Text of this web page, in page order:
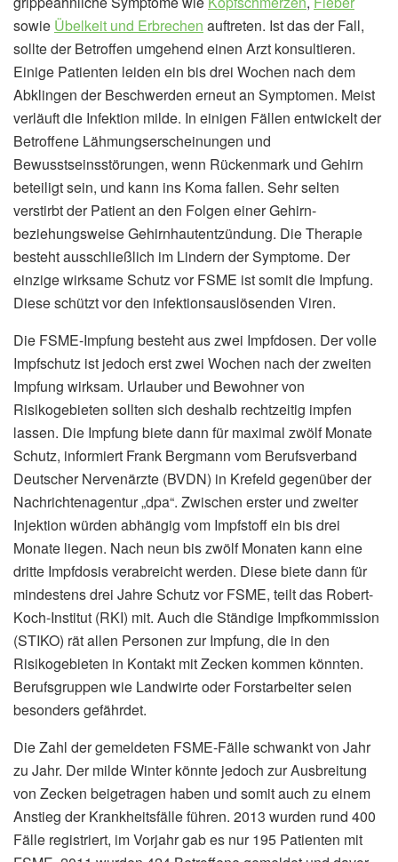
sowie Übelkeit und Erbrechen auftreten. Ist das der Fall,
sollte der Betroffen umgehend einen Arzt konsultieren.
Einige Patienten leiden ein bis drei Wochen nach dem
Abklingen der Beschwerden erneut an Symptomen. Meist
verläuft die Infektion milde. In einigen Fällen entwickelt der
Betroffene Lähmungserscheinungen und
Bewusstseinsstörungen, wenn Rückenmark und Gehirn
beteiligt sein, und kann ins Koma fallen. Sehr selten
verstirbt der Patient an den Folgen einer Gehirn-
beziehungsweise Gehirnhautentzündung. Die Therapie
besteht ausschließlich im Lindern der Symptome. Der
einzige wirksame Schutz vor FSME ist somit die Impfung.
Diese schützt vor den infektionsauslösenden Viren.
Die FSME-Impfung besteht aus zwei Impfdosen. Der volle
Impfschutz ist jedoch erst zwei Wochen nach der zweiten
Impfung wirksam. Urlauber und Bewohner von
Risikogebieten sollten sich deshalb rechtzeitig impfen
lassen. Die Impfung biete dann für maximal zwölf Monate
Schutz, informiert Frank Bergmann vom Berufsverband
Deutscher Nervenärzte (BVDN) in Krefeld gegenüber der
Nachrichtenagentur „dpa“. Zwischen erster und zweiter
Injektion würden abhängig vom Impfstoff ein bis drei
Monate liegen. Nach neun bis zwölf Monaten kann eine
dritte Impfdosis verabreicht werden. Diese biete dann für
mindestens drei Jahre Schutz vor FSME, teilt das Robert-
Koch-Institut (RKI) mit. Auch die Ständige Impfkommission
(STIKO) rät allen Personen zur Impfung, die in den
Risikogebieten in Kontakt mit Zecken kommen könnten.
Berufsgruppen wie Landwirte oder Forstarbeiter seien
besonders gefährdet.
Die Zahl der gemeldeten FSME-Fälle schwankt von Jahr
zu Jahr. Der milde Winter könnte jedoch zur Ausbreitung
von Zecken beigetragen haben und somit auch zu einem
Anstieg der Krankheitsfälle führen. 2013 wurden rund 400
Fälle registriert, im Vorjahr gab es nur 195 Patienten mit